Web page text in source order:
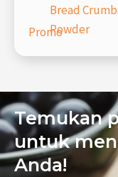
Bread
Powder
Promo
Temukan
untuk
Anda!